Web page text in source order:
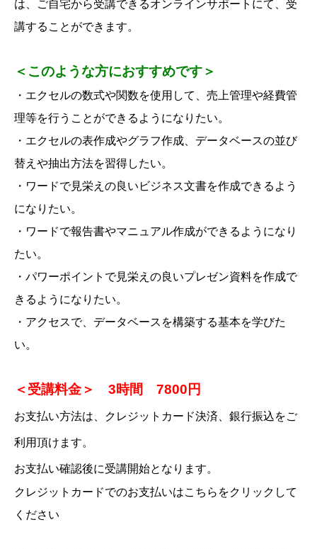
は、ご自宅から受講できるオンラインサポートにて、受
講することができます。
＜このような方におすすめです＞
・エクセルの数式や関数を使用して、売上管理や経費管
理等を行うことができるようになりたい。
・エクセルの表作成やグラフ作成、データベースの並び
替えや抽出方法を習得したい。
・ワードで見栄えの良いビジネス文書を作成できるよう
になりたい。
・ワードで報告書やマニュアル作成ができるようになり
たい。
・パワーポイントで見栄えの良いプレゼン資料を作成で
きるようになりたい。
・アクセスで、データベースを構築する基本を学びた
い。
＜受講料金＞ 3時間 7800円
お支払い方法は、クレジットカード決済、銀行振込をご
利用頂けます。
お支払い確認後に受講開始となります。
クレジットカードでのお支払いはこちらをクリックして
ください